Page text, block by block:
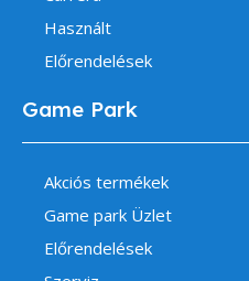
Használt
Előrendelések
Game Park
Akciós termékek
Game park Üzlet
Előrendelések